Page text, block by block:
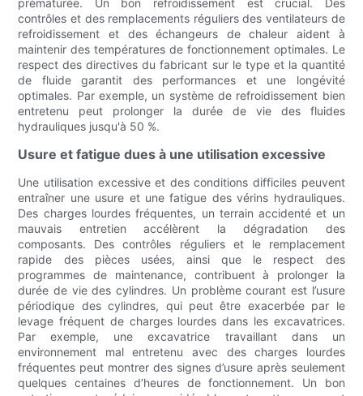
prématurée. Un bon refroidissement est crucial. Des
contrôles et des remplacements réguliers des ventilateurs de
refroidissement et des échangeurs de chaleur aident à
maintenir des températures de fonctionnement optimales. Le
respect des directives du fabricant sur le type et la quantité
de fluide garantit des performances et une longévité
optimales. Par exemple, un système de refroidissement bien
entretenu peut prolonger la durée de vie des fluides
hydrauliques jusqu'à 50 %.
Usure et fatigue dues à une utilisation excessive
Une utilisation excessive et des conditions difficiles peuvent
entraîner une usure et une fatigue des vérins hydrauliques.
Des charges lourdes fréquentes, un terrain accidenté et un
mauvais entretien accélèrent la dégradation des
composants. Des contrôles réguliers et le remplacement
rapide des pièces usées, ainsi que le respect des
programmes de maintenance, contribuent à prolonger la
durée de vie des cylindres. Un problème courant est l’usure
périodique des cylindres, qui peut être exacerbée par le
levage fréquent de charges lourdes dans les excavatrices.
Par exemple, une excavatrice travaillant dans un
environnement mal entretenu avec des charges lourdes
fréquentes peut montrer des signes d’usure après seulement
quelques centaines d’heures de fonctionnement. Un bon